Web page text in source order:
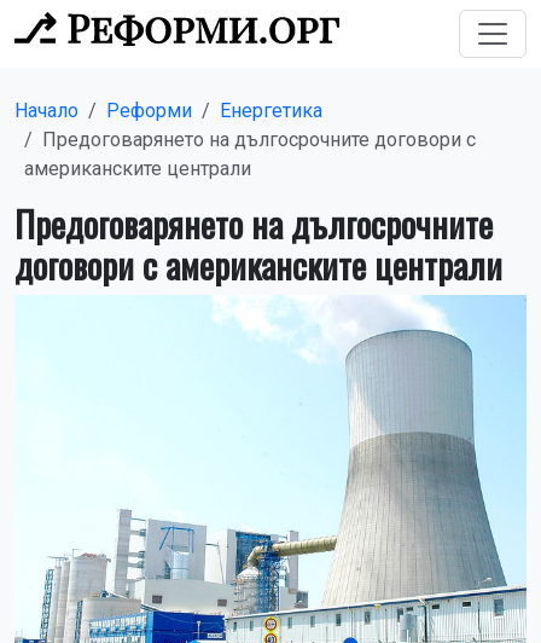
Начало Реформи
Енергетика
Предоговарянето на дългосрочните договори с
американските централи
Предоговарянето на дългосрочните
договори с американските централи